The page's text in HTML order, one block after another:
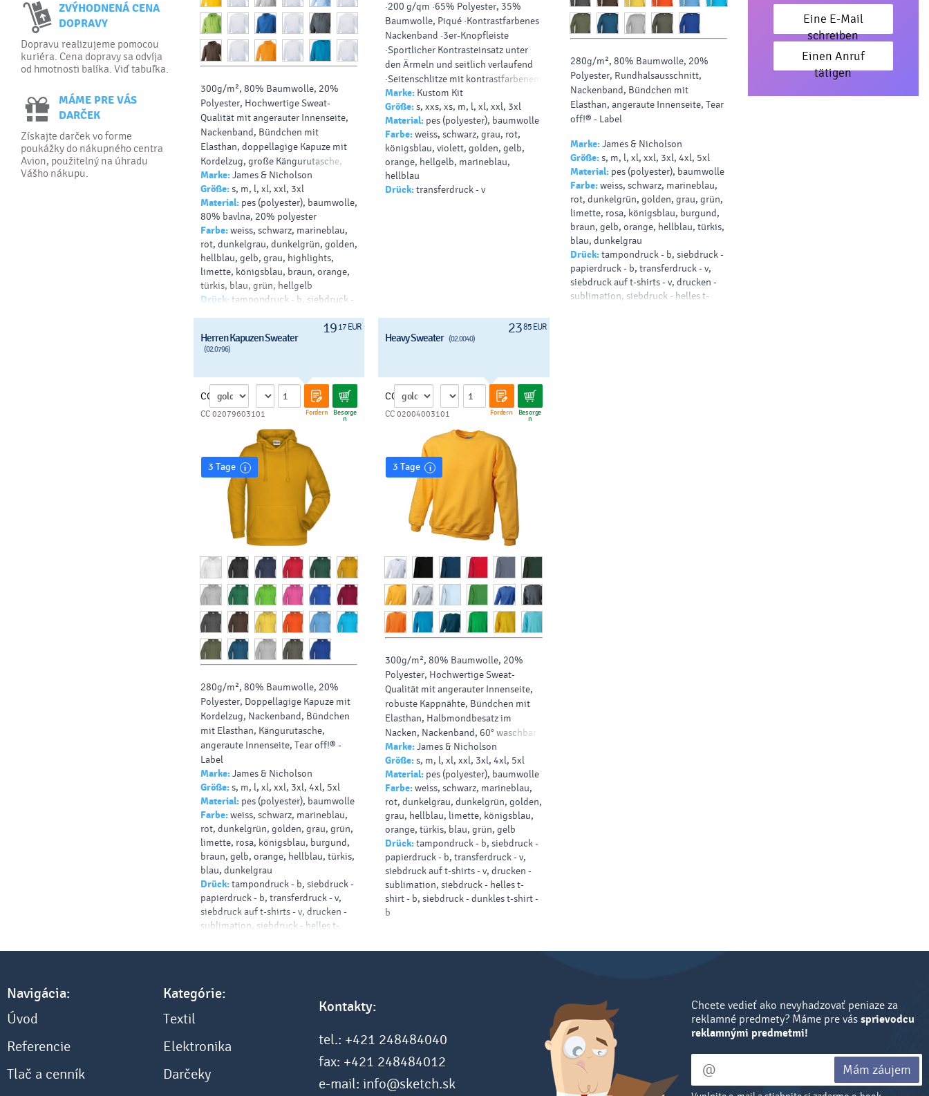
ZVÝHODNENÁ CENA
DOPRAVY
Dopravu realizujeme pomocou
kuriéra. Cena dopravy sa odvíja
od hmotnosti balíka. Viď tabuľka.
MÁME PRE VÁS
DARČEK
Získajte darček vo forme
poukážky do nákupného centra
Avion, použitelný na úhradu
Vášho nákupu.
300g/m², 80% Baumwolle, 20%
Polyester, Hochwertige Sweat-
Qualität mit angerauter Innenseite,
Nackenband, Bündchen mit
Elasthan, doppellagige Kapuze mit
Kordelzug, große Kängurutasche,
60° waschbar
Marke:James & Nicholson
Größe:s, m, l, xl, xxl, 3xl
Material: pes (polyester), baumwolle,
80% bavlna, 20% polyester
Farbe:weiss, schwarz, marineblau,
rot, dunkelgrau, dunkelgrün, golden,
hellblau, gelb, grau, highlights,
limette, königsblau, braun, orange,
türkis, blau, grün, hellgelb
Drück: tampondruck - b, siebdruck -
siebdruck auf t-shirts - v, drucken -
sublimation, siebdruck - helles t-
shirt - b, siebdruck - dunkles t-shirt -
·200 g/qm ·65% Polyester, 35%
Baumwolle, Piqué ·Kontrastfarbenes
Nackenband ·3er-Knopfleiste
·Sportlicher Kontrasteinsatz unter
den Ärmeln und seitlich verlaufend
·Seitenschlitze mit kontrastfarbenem
Fischgrätband verstärkt ·Doppelnaht
am Bund.
Marke: Kustom Kit
Größe:s, xxs, xs, m, l, xl, xxl, 3xl
Material: pes (polyester), baumwolle
Farbe:weiss, schwarz, grau, rot,
königsblau, violett, golden, gelb,
orange, hellgelb, marineblau,
hellblau
Drück:transferdruck - v
280g/m², 80% Baumwolle, 20%
Polyester, Rundhalsausschnitt,
Nackenband, Bündchen mit
Elasthan, angeraute Innenseite, Tear
off!® - Label
Marke:James & Nicholson
Größe: s, m, l, xl, xxl, 3xl, 4xl, 5xl
Material: pes (polyester), baumwolle
Farbe: weiss, schwarz, marineblau,
rot, dunkelgrün, golden, grau, grün,
limette, rosa, königsblau, burgund,
braun, gelb, orange, hellblau, türkis,
blau, dunkelgrau
Drück: tampondruck - b, siebdruck -
papierdruck - b, transferdruck - v,
siebdruck auf t-shirts - v, drucken -
sublimation, siebdruck - helles t-
Eine E-Mail
schreiben
Einen Anruf
tätigen
19 17 EUR
Herren Kapuzen Sweater
(02.0796)
CC
Fordern Besorge
n
CC 02079603101
3 Tage
280g/m², 80% Baumwolle, 20%
Polyester, Doppellagige Kapuze mit
Kordelzug, Nackenband, Bündchen
mit Elasthan, Kängurutasche,
angeraute Innenseite, Tear off!® -
Label
Marke:James & Nicholson
Größe:s, m, l, xl, xxl, 3xl, 4xl, 5xl
Material: pes (polyester), baumwolle
Farbe:weiss, schwarz, marineblau,
rot, dunkelgrün, golden, grau, grün,
limette, rosa, königsblau, burgund,
braun, gelb, orange, hellblau, türkis,
blau, dunkelgrau
Drück:tampondruck - b, siebdruck -
papierdruck - b, transferdruck - v,
siebdruck auf t-shirts - v, drucken -
sublimation, siebdruck - helles t-
b
2385 EUR
Heavy Sweater (02.0040)
CC
Fordern Besorge
n
CC 02004003101
3 Tage
300g/m², 80% Baumwolle, 20%
Polyester, Hochwertige Sweat-
Qualität mit angerauter Innenseite,
robuste Kappnähte, Bündchen mit
Elasthan, Halbmondbesatz im
Nacken, Nackenband, 60° waschbar
Marke:James & Nicholson
Größe:s, m, l, xl, xxl, 3xl, 4xl, 5xl
Material: pes (polyester), baumwolle
Farbe:weiss, schwarz, marineblau,
rot, dunkelgrau, dunkelgrün, golden,
grau, hellblau, limette, königsblau,
orange, türkis, blau, grün, gelb
Drück:tampondruck - b, siebdruck -
papierdruck - b, transferdruck - v,
siebdruck auf t-shirts - v, drucken -
sublimation, siebdruck - helles t-
shirt - b, siebdruck - dunkles t-shirt -
b
Navigácia:
Úvod
Referencie
Tlač a cenník
Kategórie:
Textil
Elektronika
Darčeky
Kontakty:
tel.: +421 248484040
fax: +421 248484012
e-mail: info@sketch.sk
Chcete vedieť ako nevyhadzovať peniaze za
reklamné predmety? Máme pre vás sprievodcu
reklamnými predmetmi!
Mám záujem